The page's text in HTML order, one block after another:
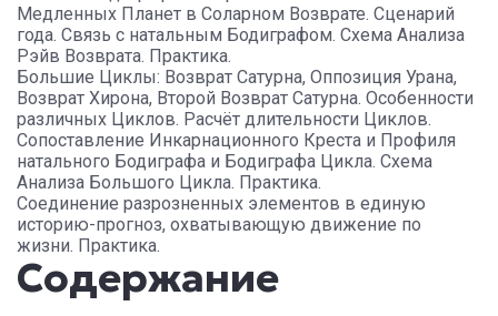
Медленных Планет в Соларном Возврате. Сценарий
года. Связь с натальным Бодиграфом. Схема Анализа
Рэйв Возврата. Практика.
Большие Циклы: Возврат Сатурна, Оппозиция Урана,
Возврат Хирона, Второй Возврат Сатурна. Особенности
различных Циклов. Расчёт длительности Циклов.
Сопоставление Инкарнационного Креста и Профиля
натального Бодиграфа и Бодиграфа Цикла. Схема
Анализа Большого Цикла. Практика.
Соединение разрозненных элементов в единую
историю-прогноз, охватывающую движение по
жизни. Практика.
Содержание